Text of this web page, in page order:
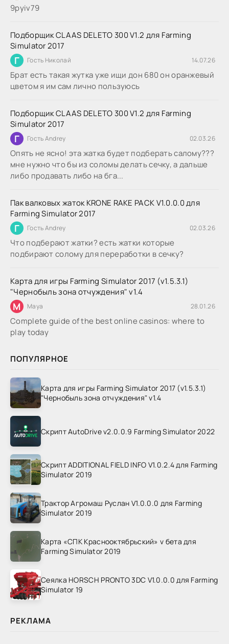
9руіv79
Подборщик CLAAS DELETO 300 V1.2 для Farming
Simulator 2017
Г Гость Николай 14.07.26
Брат есть такая жутка уже ищи дон 680 он оранжевый
цветом я им сам лично пользуюсь
Подборщик CLAAS DELETO 300 V1.2 для Farming
Simulator 2017
Г Гость Andrey 02.03.26
Опять не ясно! эта жатка будет подберать салому???
мне нужно что бы из соломы делать сечку, а дальше
либо продавать либо на бга...
Пак валковых жаток KRONE RAKE PACK V1.0.0.0 для
Farming Simulator 2017
Г Гость Andrey 02.03.26
Что подберают жатки? есть жатки которые
подбирают солому для переработки в сечку?
Карта для игры Farming Simulator 2017 (v1.5.3.1)
"Чернобыль зона отчуждения" v1.4
M Maya 28.01.26
Complete guide of the best online casinos: where to
play today
ПОПУЛЯРНОЕ
Карта для игры Farming Simulator 2017 (v1.5.3.1)
"Чернобыль зона отчуждения" v1.4
Скрипт AutoDrive v2.0.0.9 Farming Simulator 2022
Скрипт ADDITIONAL FIELD INFO V1.0.2.4 для Farming
Simulator 2019
Трактор Агромаш Руслан V1.0.0.0 для Farming
Simulator 2019
Карта «СПК Краснооктябрьский» v бета для
Farming Simulator 2019
Сеялка HORSCH PRONTO 3DC V1.0.0.0 для Farming
Simulator 19
РЕКЛАМА